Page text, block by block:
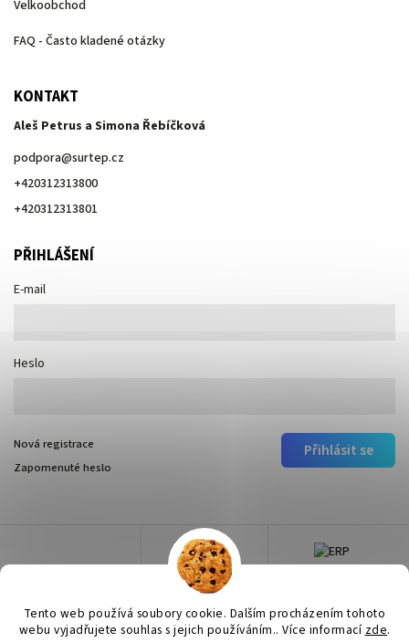
Tento web používá soubory cookie. Dalším procházením tohoto
webu vyjadřujete souhlas s jejich používáním.. Více informací zde.
Velkoobchod
FAQ - Často kladené otázky
KONTAKT
Aleš Petrus a Simona Řebíčková
podpora@surtep.cz
+420312313800
+420312313801
PŘIHLÁŠENÍ
E-mail
Heslo
Přihlásit se
Nová registrace
Zapomenuté heslo